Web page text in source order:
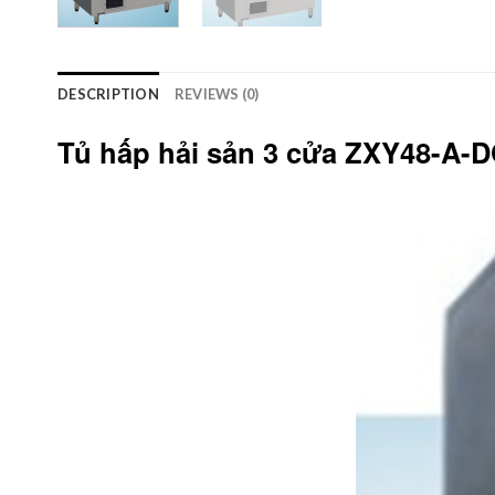
DESCRIPTION REVIEWS (0)
Tủ hấp hải sản 3 cửa ZXY48-A-